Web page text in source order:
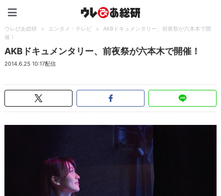
ウレぴあ総研 > エンタメ・テレビ >
AKBドキュメンタリー、前夜祭が六本木で開
催！
AKBドキュメンタリー、前夜祭が六本木で開催！
2014.6.25 10:17配信